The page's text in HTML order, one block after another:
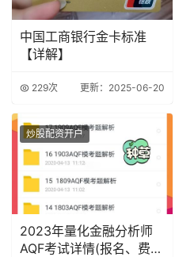
中国工商银行金卡标准
【详解】
229次 更新：2025-06-20
炒股配资开户
2023年量化金融分析师
AQF考试详情(报名、费